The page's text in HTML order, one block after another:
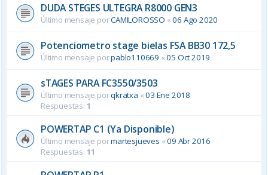
DUDA STEGES ULTEGRA R8000 GEN3
Último mensaje porCAMILOROSSO «06 Ago 2020
Potenciometro stage bielas FSA BB30 172,5
Último mensaje porpablo110669 «05 Oct 2019
sTAGES PARA FC3550/3503
Último mensaje porqkratxa «03 Ene 2018
Respuestas: 1
POWERTAP C1 (Ya Disponible)
Último mensaje pormartesjueves «09 Abr 2016
Respuestas: 11